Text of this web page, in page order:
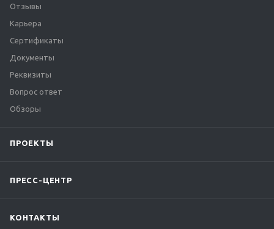
Отзывы
Карьера
Сертификаты
Документы
Реквизиты
Вопрос ответ
Обзоры
ПРОЕКТЫ
ПРЕСС-ЦЕНТР
КОНТАКТЫ